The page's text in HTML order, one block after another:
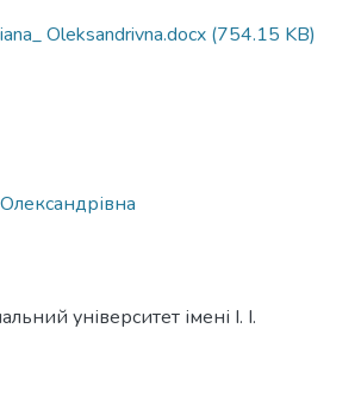
Oleksandrivna.docx (754.15 KB)
університет імені І. І.